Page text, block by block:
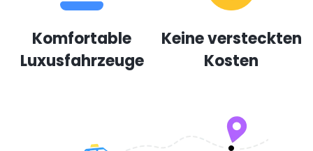
Komfortable
Luxusfahrzeuge
Keine versteckten
Kosten